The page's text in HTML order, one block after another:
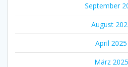
September
August
April 2025
März 2025